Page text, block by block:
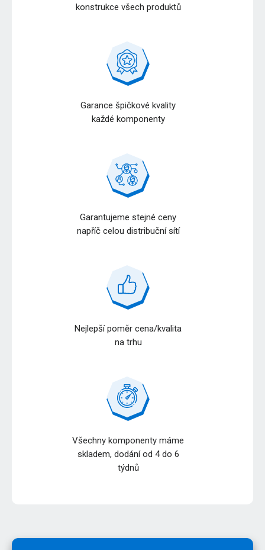
konstrukce všech produktů
Garance špičkové kvality
každé komponenty
Garantujeme stejné ceny
napříč celou distribuční sítí
Nejlepší poměr cena/kvalita
na trhu
Všechny komponenty máme
skladem, dodání od 4 do 6
týdnů